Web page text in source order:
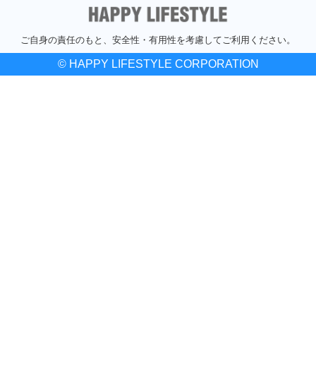
ご自身の責任のもと、安全性・有用性を考慮してご利用ください。
© HAPPY LIFESTYLE CORPORATION